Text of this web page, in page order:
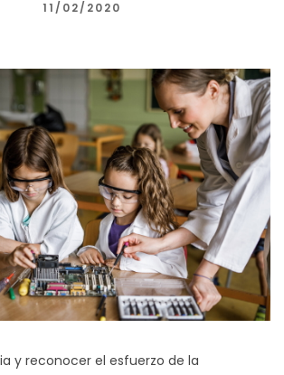
11/02/2020
y reconocer el esfuerzo de la